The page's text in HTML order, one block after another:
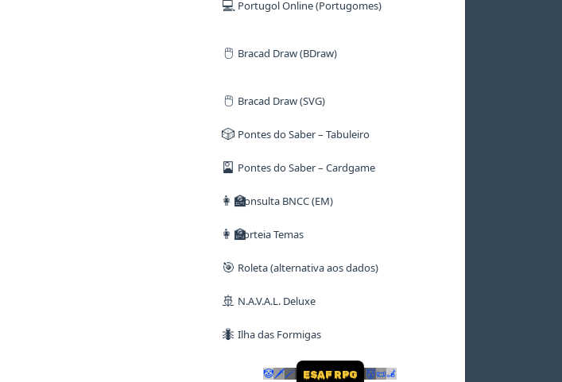
💻 Portugol Online (Portugomes)
🖱️ Bracad Draw (BDraw)
🖱️ Bracad Draw (SVG)
🎲 Pontes do Saber – Tabuleiro
🎴 Pontes do Saber – Cardgame
👩‍🏫Consulta BNCC (EM)
👩‍🏫Sorteia Temas
🎯 Roleta (alternativa aos dados)
🚢 N.A.V.A.L. Deluxe
🐜 Ilha das Formigas
🤡🗡🪄 ESAF RPG 👹📜🦼